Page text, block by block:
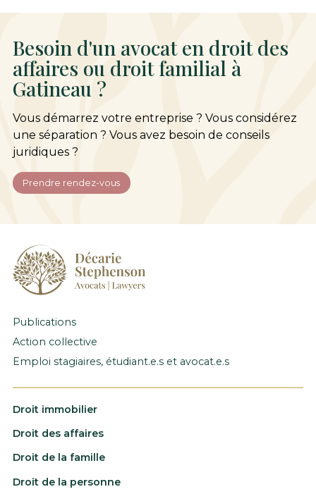
Besoin d'un avocat en droit des
affaires ou droit familial à
Gatineau ?
Vous démarrez votre entreprise ? Vous considérez
une séparation ? Vous avez besoin de conseils
juridiques ?
Prendre rendez-vous
Publications
Action collective
Emploi stagiaires, étudiant.e.s et avocat.e.s
Droit immobilier
Droit des affaires
Droit de la famille
Droit de la personne